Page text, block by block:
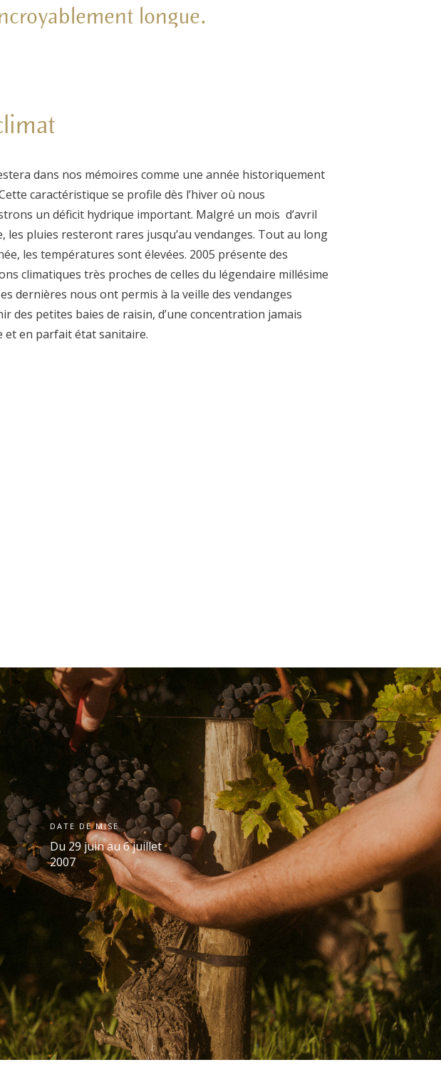
longue.
dans nos mémoires comme une année historiquement
caractéristique se profile dès l’hiver où nous
un déficit hydrique important. Malgré un mois d’avril
les pluies resteront rares jusqu’au vendanges. Tout au long
les températures sont élevées. 2005 présente des
climatiques très proches de celles du légendaire millésime
dernières nous ont permis à la veille des vendanges
des petites baies de raisin, d’une concentration jamais
et en parfait état sanitaire.
DATE DE MISE
Du 29 juin au 6 juillet
2007